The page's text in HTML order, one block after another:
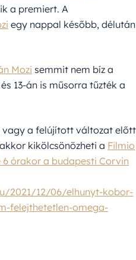
a premiert. A
egy nappal később, délután
Mozi semmit nem bíz a
13-án is műsorra tűzték a
vagy a felújított változat előtt
kikölcsönözheti a Filmio
6 órakor a budapesti Corvin
2021/12/06/elhunyt-kobor-
felejthetetlen-omega-